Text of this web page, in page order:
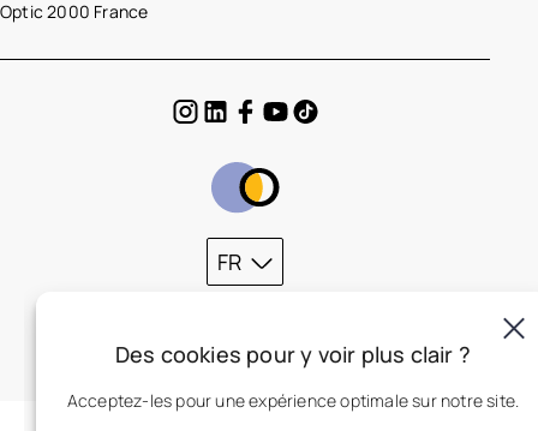
Optic 2000 France
FR
Des cookies pour y voir plus clair ?
Acceptez-les pour une expérience optimale sur notre site.